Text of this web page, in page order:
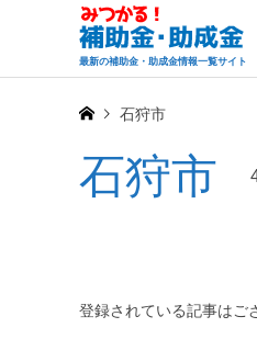
最新の補助金・助成金情報一覧サイト
石狩市
石狩市
登録されている記事はご